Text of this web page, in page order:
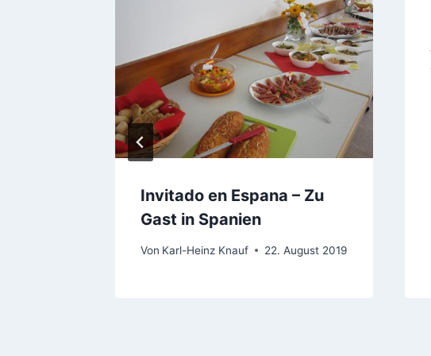
Invitado en Espana – Zu
Gast in Spanien
Von Karl-Heinz Knauf 22. August 2019